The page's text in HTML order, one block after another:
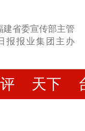
建省委宣传部主管
报报业集团主办
天下